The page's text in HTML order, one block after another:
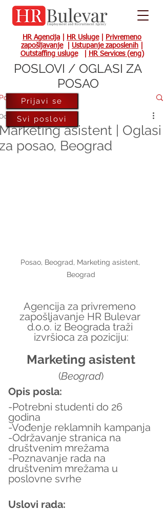
HR Agencija HR Usluge|
Privremeno
zapošljavanje| Ustupanje zaposlenih
Outstaffing usluge| HR Services (eng)
asistent | Oglasi
posao, Beograd
28, 2021
Posao, Beograd, Marketing asistent,
Beograd
Agencija za privremeno
zapošljavanje HR Bulevar
d.o.o. iz Beograda traži
izvršioca za poziciju:
Marketing asistent
(Beograd)
Opis posla:
-Potrebni studenti do 26
godina
-Vođenje reklamnih kampanja
-Održavanje stranica na
društvenim mrežama
-Poznavanje rada na
društvenim mrežama u
poslovne svrhe
Uslovi rada:
Prijavi se
Svi poslovi
POSLOVI / OGLASI ZA
POSAO